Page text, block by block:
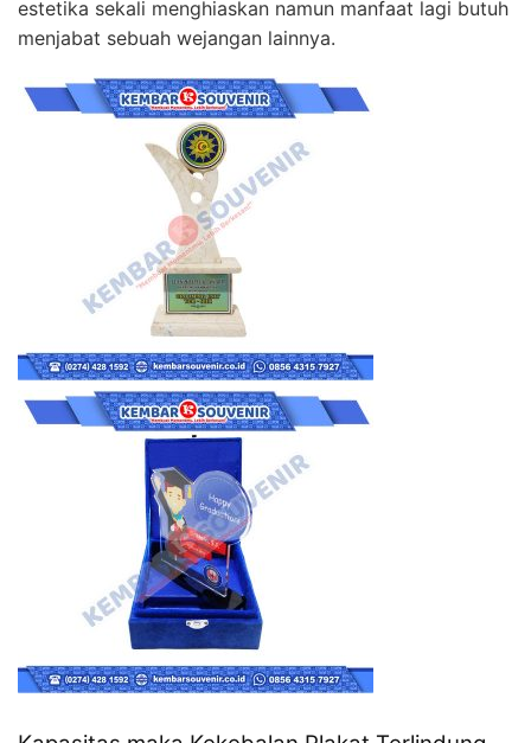
estetika sekali menghiaskan namun manfaat lagi butuh
menjabat sebuah wejangan lainnya.